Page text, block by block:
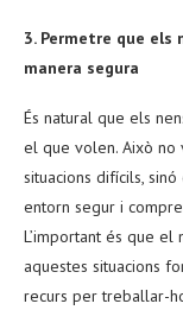
3. Permetre que
manera segura
És natural que els
el que volen. Això no
situacions difícils,
entorn segur i
L’important és que
aquestes situacions
recurs per treballar-